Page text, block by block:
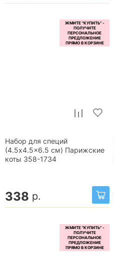
Набор для специй
(4.5x4.5x6.5 см) Парижские
коты 358-1734
338 р.